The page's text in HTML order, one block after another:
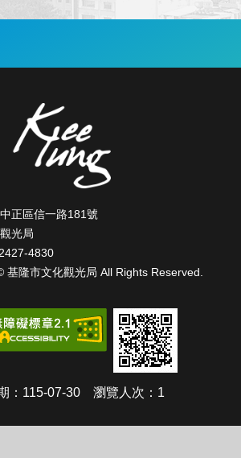
正區信一路181號
光局
4830
基隆市文化觀光局 All Rights Reserved.
115-07-30 瀏覽人次 1